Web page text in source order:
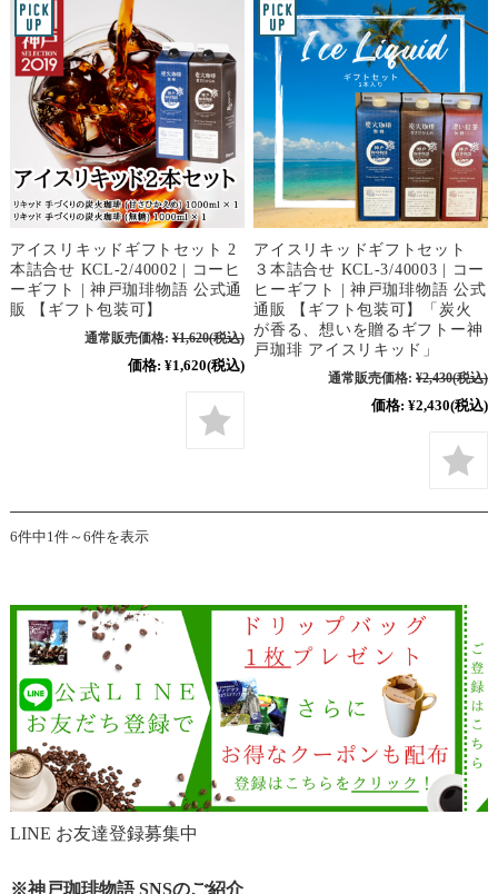
アイスリキッドギフトセット 2
本詰合せ KCL-2/40002 | コーヒ
ーギフト | 神戸珈琲物語 公式通
販 【ギフト包装可】
通常販売価格: ¥1,620(税込)
価格: ¥1,620(税込)
アイスリキッドギフトセット
３本詰合せ KCL-3/40003 | コー
ヒーギフト | 神戸珈琲物語 公式
通販 【ギフト包装可】「炭火
が香る、想いを贈るギフトー神
戸珈琲 アイスリキッド」
通常販売価格: ¥2,430(税込)
価格: ¥2,430(税込)
6件中1件～6件を表示
LINE お友達登録募集中
※神戸珈琲物語 SNSのご紹介